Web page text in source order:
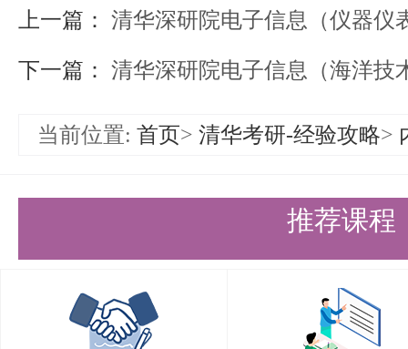
性新兴产业的发展目标。为服务
展，2016年11月4日，清华大学
教育部批复成立清华大学深圳国
提高人才培养质量和科学研究水
上一篇： 清华深研院电子信息（仪器仪表工程）
下一篇： 清华深研院电子信息（海洋技术与工程）
当前位置: 首页> 清华考研-经验攻略>
推荐课程